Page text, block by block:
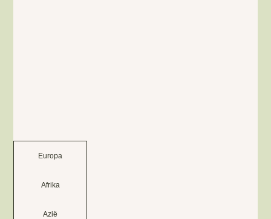
Europa
Afrika
Azië